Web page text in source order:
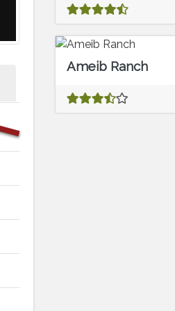
Ameib Ranch